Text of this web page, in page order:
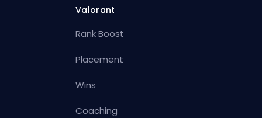
Valorant
Rank Boost
Placement
Wins
Coaching